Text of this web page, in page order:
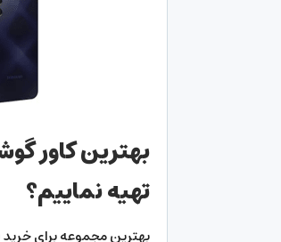
بهترین کاور
تهیه نماییم؟